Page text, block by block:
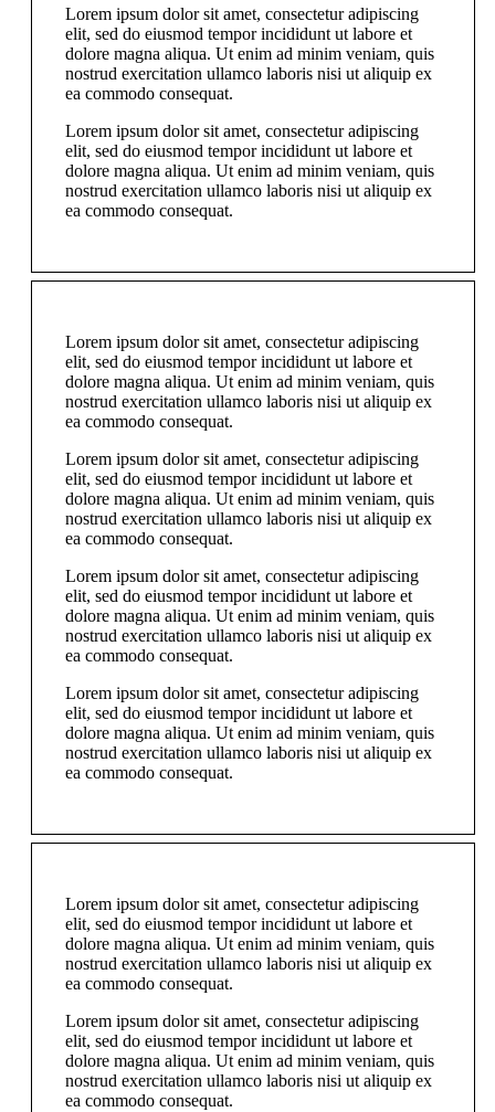
Lorem ipsum dolor sit amet, consectetur adipiscing
elit, sed do eiusmod tempor incididunt ut labore et
dolore magna aliqua. Ut enim ad minim veniam, quis
nostrud exercitation ullamco laboris nisi ut aliquip ex
ea commodo consequat.
Lorem ipsum dolor sit amet, consectetur adipiscing
elit, sed do eiusmod tempor incididunt ut labore et
dolore magna aliqua. Ut enim ad minim veniam, quis
nostrud exercitation ullamco laboris nisi ut aliquip ex
ea commodo consequat.
Lorem ipsum dolor sit amet, consectetur adipiscing
elit, sed do eiusmod tempor incididunt ut labore et
dolore magna aliqua. Ut enim ad minim veniam, quis
nostrud exercitation ullamco laboris nisi ut aliquip ex
ea commodo consequat.
Lorem ipsum dolor sit amet, consectetur adipiscing
elit, sed do eiusmod tempor incididunt ut labore et
dolore magna aliqua. Ut enim ad minim veniam, quis
nostrud exercitation ullamco laboris nisi ut aliquip ex
ea commodo consequat.
Lorem ipsum dolor sit amet, consectetur adipiscing
elit, sed do eiusmod tempor incididunt ut labore et
dolore magna aliqua. Ut enim ad minim veniam, quis
nostrud exercitation ullamco laboris nisi ut aliquip ex
ea commodo consequat.
Lorem ipsum dolor sit amet, consectetur adipiscing
elit, sed do eiusmod tempor incididunt ut labore et
dolore magna aliqua. Ut enim ad minim veniam, quis
nostrud exercitation ullamco laboris nisi ut aliquip ex
ea commodo consequat.
Lorem ipsum dolor sit amet, consectetur adipiscing
elit, sed do eiusmod tempor incididunt ut labore et
dolore magna aliqua. Ut enim ad minim veniam, quis
nostrud exercitation ullamco laboris nisi ut aliquip ex
ea commodo consequat.
Lorem ipsum dolor sit amet, consectetur adipiscing
elit, sed do eiusmod tempor incididunt ut labore et
dolore magna aliqua. Ut enim ad minim veniam, quis
nostrud exercitation ullamco laboris nisi ut aliquip ex
ea commodo consequat.